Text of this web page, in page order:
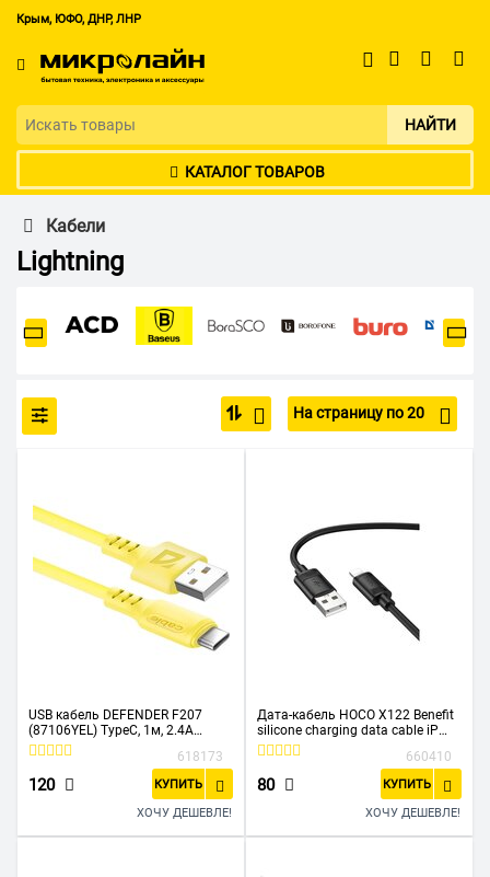
Крым, ЮФО, ДНР, ЛНР
НАЙТИ
КАТАЛОГ ТОВАРОВ
Кабели
Lightning
На страницу по 20
USB кабель DEFENDER F207
(87106YEL) TypeC, 1м, 2.4А
yellow
618173
120 КУПИТЬ
ХОЧУ ДЕШЕВЛЕ!
Дата-кабель HOCO X122 Benefit
silicone charging data cable iP
черный
660410
80 КУПИТЬ
ХОЧУ ДЕШЕВЛЕ!